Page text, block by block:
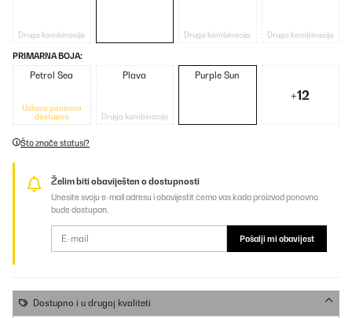
Druga kombinacija Druga kombinacija Druga kombinacija
PRIMARNA BOJA:
Petrol Sea
Uskoro ponovno
dostupno
Plava
Druga kombinacija
Purple Sun
+12
Što znače statusi?
Želim biti obaviješten o dostupnosti
Unesite svoju e-mail adresu i obavijestit ćemo vas kada proizvod ponovno
bude dostupan.
Pošalji mi obavijest
Dostupno i u drugoj kvaliteti